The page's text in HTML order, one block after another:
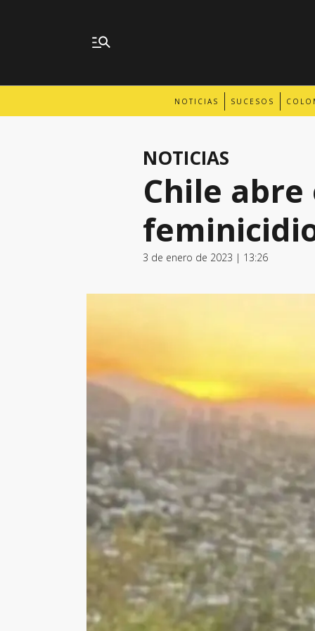
NOTICIAS SUCESOS
NOTICIAS
Chile
3 de enero de 2023 | 13:26